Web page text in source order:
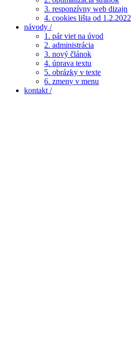
3. responzívny web dizajn
4. cookies lišta od 1.2.2022
návody /
1. pár viet na úvod
2. administrácia
3. nový článok
4. úprava textu
5. obrázky v texte
6. zmeny v menu
kontakt /